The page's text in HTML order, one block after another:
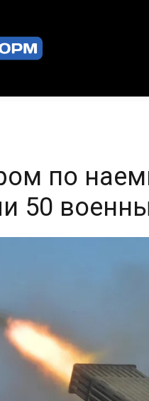
по
50